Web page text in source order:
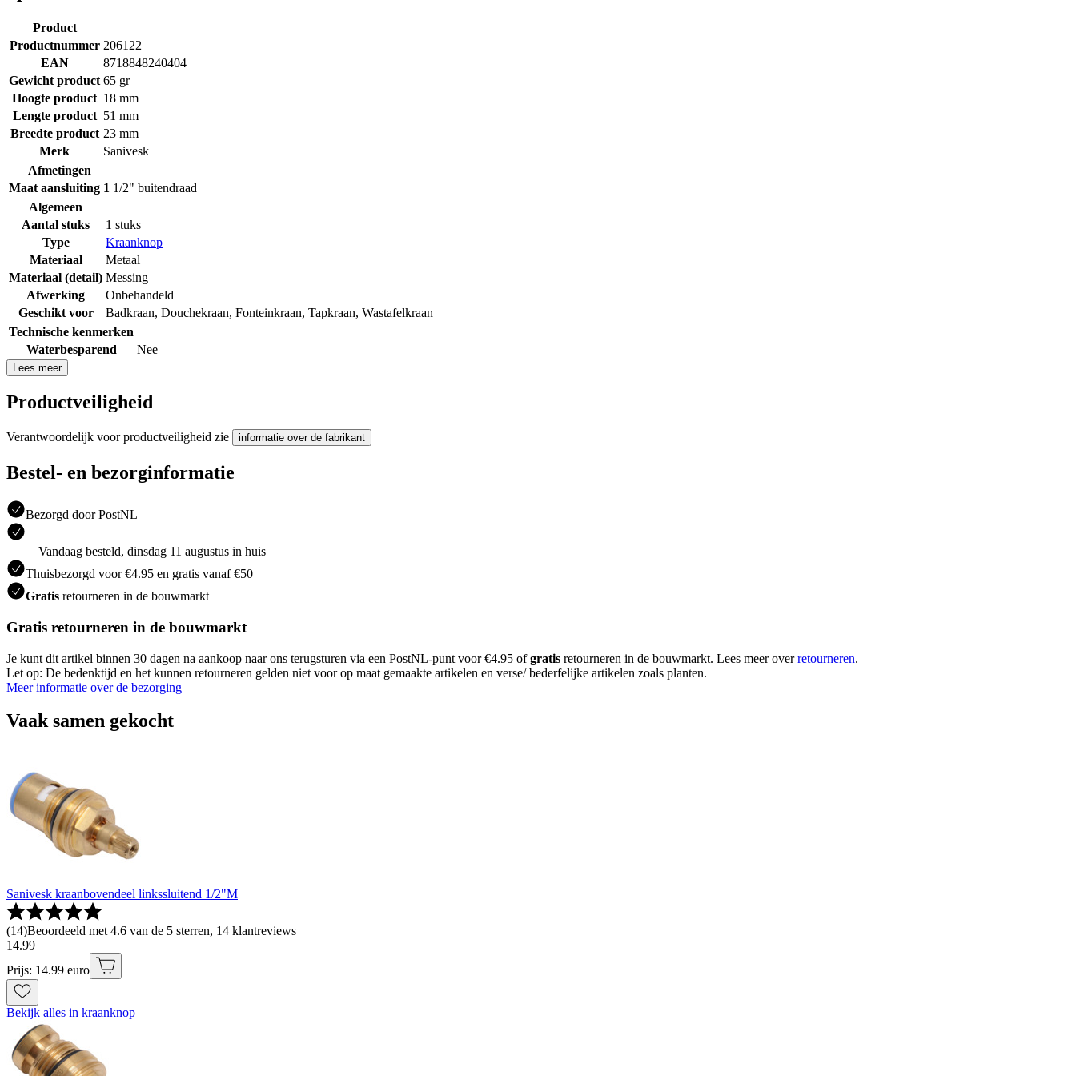
Product
Productnummer 206122
EAN
8718848240404
Gewicht product 65 gr
Hoogte product 18 mm
Lengte product 51 mm
Breedte product 23 mm
Merk
Sanivesk
Afmetingen
Maat aansluiting 1 1/2" buitendraad
Algemeen
Aantal stuks
1 stuks
Type
Kraanknop
Materiaal
Metaal
Materiaal (detail) Messing
Afwerking
Onbehandeld
Geschikt voor
Badkraan, Douchekraan, Fonteinkraan, Tapkraan, Wastafelkraan
Technische kenmerken
Waterbesparend
Nee
Lees meer
Productveiligheid
Verantwoordelijk voor productveiligheid zie informatie over de fabrikant
Bestel- en bezorginformatie
Bezorgd door PostNL
Vandaag besteld, dinsdag 11 augustus in huis
Thuisbezorgd voor €4.95 en gratis vanaf €50
Gratis retourneren in de bouwmarkt
Gratis retourneren in de bouwmarkt
Je kunt dit artikel binnen 30 dagen na aankoop naar ons terugsturen via een PostNL-punt voor €4.95 ofgratis retourneren in de bouwmarkt. Lees meer overretourneren.
Let op: De bedenktijd en het kunnen retourneren gelden niet voor op maat gemaakte artikelen en verse/ bederfelijke artikelen zoals planten.
Meer informatie over de bezorging
Vaak samen gekocht
Sanivesk kraanbovendeel linkssluitend 1/2"M
(14)Beoordeeld met 4.6 van de 5 sterren, 14 klantreviews
14.99
Prijs: 14.99 euro
Bekijk alles in kraanknop